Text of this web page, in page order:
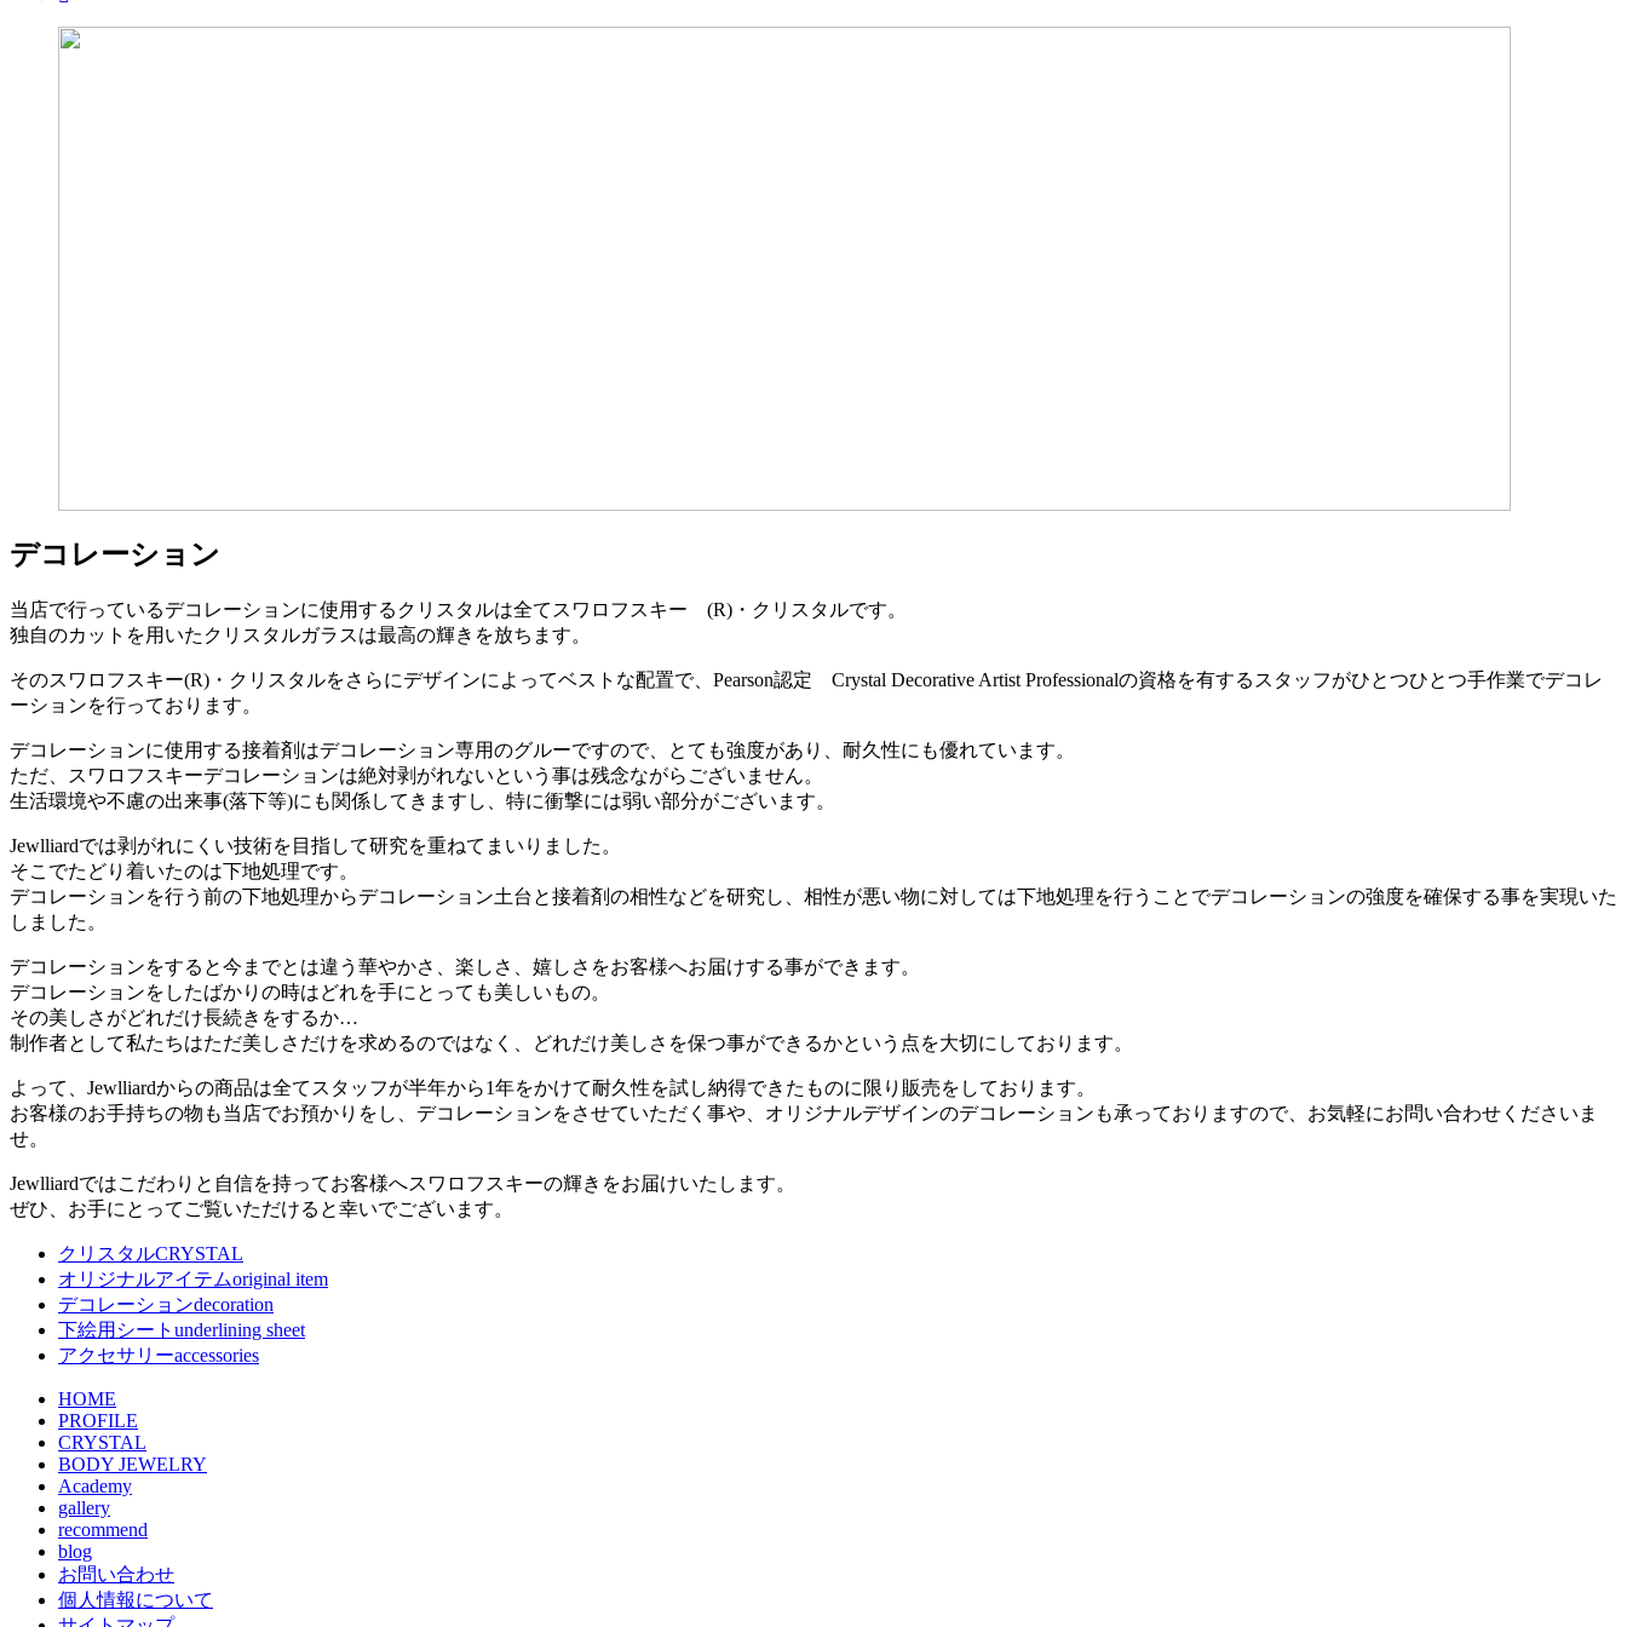
デコレーション
当店で行っているデコレーションに使用するクリスタルは全てスワロフスキー (R)・クリスタルです。
独自のカットを用いたクリスタルガラスは最高の輝きを放ちます。
そのスワロフスキー(R)・クリスタルをさらにデザインによってベストな配置で、Pearson認定 Crystal Decorative Artist Professionalの資格を有するスタッフがひとつひとつ手作業でデコレ
ーションを行っております。
デコレーションに使用する接着剤はデコレーション専用のグルーですので、とても強度があり、耐久性にも優れています。
ただ、スワロフスキーデコレーションは絶対剥がれないという事は残念ながらございません。
生活環境や不慮の出来事(落下等)にも関係してきますし、特に衝撃には弱い部分がございます。
Jewlliardでは剥がれにくい技術を目指して研究を重ねてまいりました。
そこでたどり着いたのは下地処理です。
デコレーションを行う前の下地処理からデコレーション土台と接着剤の相性などを研究し、相性が悪い物に対しては下地処理を行うことでデコレーションの強度を確保する事を実現いた
しました。
デコレーションをすると今までとは違う華やかさ、楽しさ、嬉しさをお客様へお届けする事ができます。
デコレーションをしたばかりの時はどれを手にとっても美しいもの。
その美しさがどれだけ長続きをするか…
制作者として私たちはただ美しさだけを求めるのではなく、どれだけ美しさを保つ事ができるかという点を大切にしております。
よって、Jewlliardからの商品は全てスタッフが半年から1年をかけて耐久性を試し納得できたものに限り販売をしております。
お客様のお手持ちの物も当店でお預かりをし、デコレーションをさせていただく事や、オリジナルデザインのデコレーションも承っておりますので、お気軽にお問い合わせくださいま
せ。
Jewlliardではこだわりと自信を持ってお客様へスワロフスキーの輝きをお届けいたします。
ぜひ、お手にとってご覧いただけると幸いでございます。
クリスタルCRYSTAL
オリジナルアイテムoriginal item
デコレーションdecoration
下絵用シート underlining sheet
アクセサリーaccessories
HOME
PROFILE
CRYSTAL
BODY JEWELRY
Academy
gallery
recommend
blog
お問い合わせ
個人情報について